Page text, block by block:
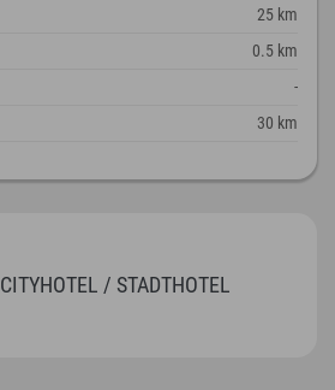
25 km
0.5 km
-
30 km
CITYHOTEL / STADTHOTEL